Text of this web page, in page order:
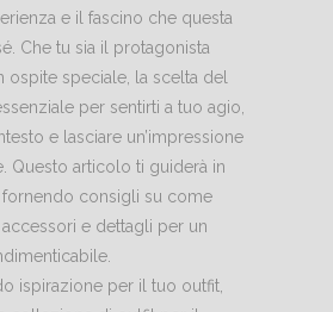
e il fascino che questa
Che tu sia il protagonista
ospite speciale, la scelta del
per sentirti a tuo agio,
e lasciare un’impressione
Questo articolo ti guiderà in
consigli su come
e dettagli per un
ispirazione per il tuo outfit,